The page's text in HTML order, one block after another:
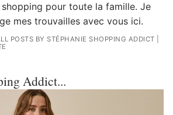
shopping pour toute la famille. Je
mes trouvailles avec vous ici.
POSTS BY STÉPHANIE SHOPPING ADDICT
Addict...